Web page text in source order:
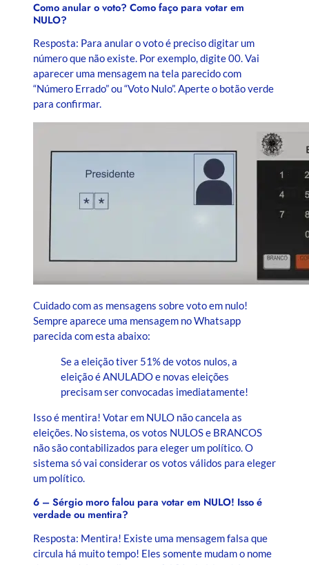
Como anular o voto? Como faço para votar em
NULO?
Resposta: Para anular o voto é preciso digitar um
número que não existe. Por exemplo, digite 00. Vai
aparecer uma mensagem na tela parecido com
“Número Errado” ou “Voto Nulo”. Aperte o botão verde
para confirmar.
Cuidado com as mensagens sobre voto em nulo!
Sempre aparece uma mensagem no Whatsapp
parecida com esta abaixo:
Se a eleição tiver 51% de votos nulos, a
eleição é ANULADO e novas eleições
precisam ser convocadas imediatamente!
Isso é mentira! Votar em NULO não cancela as
eleições. No sistema, os votos NULOS e BRANCOS
não são contabilizados para eleger um político. O
sistema só vai considerar os votos válidos para eleger
um político.
6 – Sérgio moro falou para votar em NULO! Isso é
verdade ou mentira?
Resposta: Mentira! Existe uma mensagem falsa que
circula há muito tempo! Eles somente mudam o nome